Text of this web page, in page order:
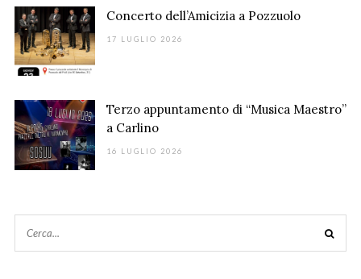
Concerto dell’Amicizia a Pozzuolo
17 LUGLIO 2026
Terzo appuntamento di “Musica Maestro”
a Carlino
16 LUGLIO 2026